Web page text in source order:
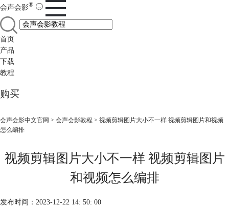
会声会影®
首页
产品
下载
教程
购买
会声会影中文官网 > 会声会影教程 > 视频剪辑图片大小不一样 视频剪辑图片和视频
怎么编排
视频剪辑图片大小不一样 视频剪辑图片
和视频怎么编排
发布时间：2023-12-22 14: 50: 00